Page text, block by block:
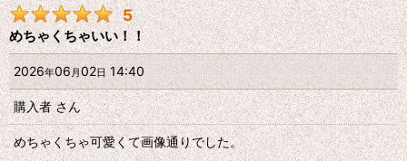
5
めちゃくちゃいい！！
2026年06 月02日14:40
購入者さん
めちゃくちゃ可愛くて画像通りでした。